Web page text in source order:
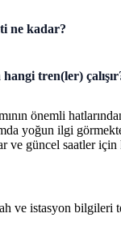
ne kadar?
hangi tren(ler)
önemli
yoğun ilgi
ve güncel saatler
ve istasyon bilgileri